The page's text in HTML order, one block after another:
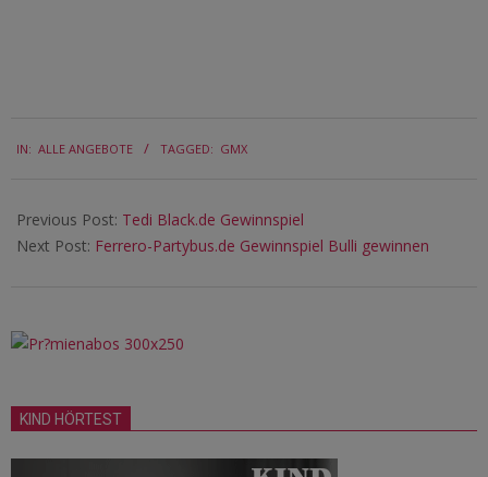
07-
IN: ALLE ANGEBOTE TAGGED: GMX
Previous Post: Tedi Black.de Gewinnspiel
Next Post: Ferrero-Partybus.de Gewinnspiel Bulli gewinnen
KIND HÖRTEST